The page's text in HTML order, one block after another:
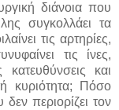
διάνοια που
συγκολλάει τα
τις αρτηρίες,
τις ίνες,
και
κυριότητα; Πόσο
περιορίζει τον